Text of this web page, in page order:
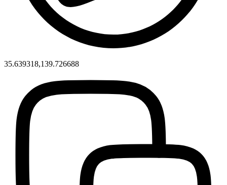
35.639318,139.726688